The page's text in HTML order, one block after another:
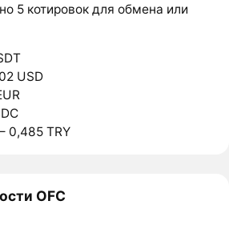
5 котировок для обмена или
USD
0,485 TRY
OFC